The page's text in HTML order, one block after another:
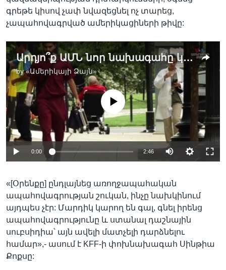
գրեթե կիսով չափ նվազեցնել ոչ տարեց,
չապահովագրված ամերիկացիների թիվը:
Արդյո՞ք ԱՄՆ նոր նախագահը կփոխի Obamacare-ը
by«Ամերիկայի Ձայն»
No media source currently available
0:00 2:46
«[Օրենքը] ընդլայնեց առողջապահական
ապահովագրության շուկան, ինչը նախկինում
այդպես չէր: Մարդիկ կարող են գալ, գնել իրենց
ապահովագրությունը և ստանալ դաշնային
սուբսիդիա՝ այն ավելի մատչելի դարձնելու
համար»,- ասում է KFF-ի փոխնախագահ Սինթիա
Քոքսը: